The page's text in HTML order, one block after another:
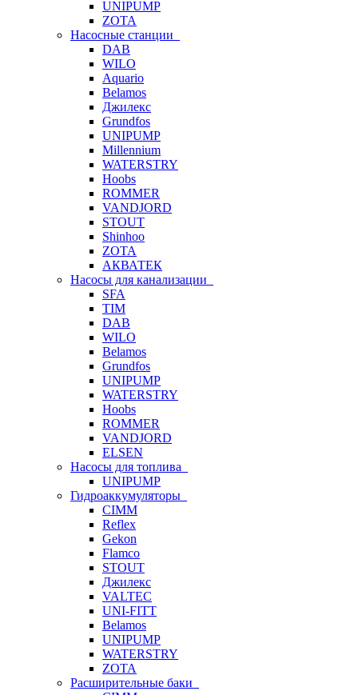
UNIPUMP
ZOTA
Насосные станции
DAB
WILO
Aquario
Belamos
Джилекс
Grundfos
UNIPUMP
Millennium
WATERSTRY
Hoobs
ROMMER
VANDJORD
STOUT
Shinhoo
ZOTA
АКВАТЕК
Насосы для канализации
SFA
TIM
DAB
WILO
Belamos
Grundfos
UNIPUMP
WATERSTRY
Hoobs
ROMMER
VANDJORD
ELSEN
Насосы для топлива
UNIPUMP
Гидроаккумуляторы
CIMM
Reflex
Gekon
Flamco
STOUT
Джилекс
VALTEC
UNI-FITT
Belamos
UNIPUMP
WATERSTRY
ZOTA
Расширительные баки